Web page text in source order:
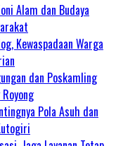
Alam dan Budaya
Kewaspadaan Warga
dan Poskamling
Pola Asuh dan